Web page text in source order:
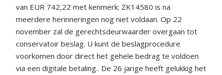
van EUR 742,22 met kenmerk: ZK14580 is na
meerdere herinneringen nog niet voldaan. Op 22
november zal de gerechtsdeurwaarder overgaan tot
conservatoir beslag. U kunt de beslagprocedure
voorkomen door direct het gehele bedrag te voldoen
via een digitale betaling.. De 26 jarige heeft gelukkig het